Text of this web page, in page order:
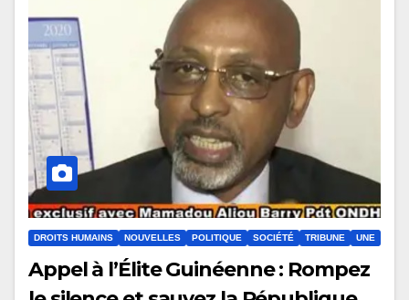
DROITS HUMAINS NOUVELLES POLITIQUE SOCIÉTÉ TRIBUNE UNE
Appel à l’Élite Guinéenne : Rompez